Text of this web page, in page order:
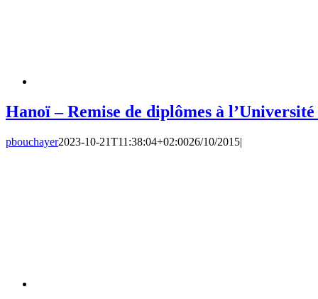
Hanoï – Remise de diplômes à
pbouchayer2023-10-21T11:38:04+02:0026/10/2015|